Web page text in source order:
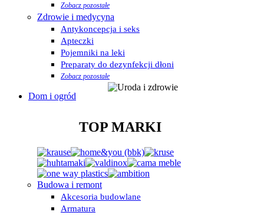
Zobacz pozostałe
Zdrowie i medycyna
Antykoncepcja i seks
Apteczki
Pojemniki na leki
Preparaty do dezynfekcji dłoni
Zobacz pozostałe
Dom i ogród
TOP MARKI
Budowa i remont
Akcesoria budowlane
Armatura